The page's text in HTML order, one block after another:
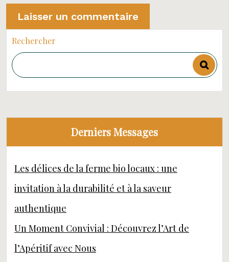
Rechercher
Derniers Messages
Les délices de la ferme bio locaux : une
invitation à la durabilité et à la saveur
authentique
Un Moment Convivial : Découvrez l’Art de
l’Apéritif avec Nous